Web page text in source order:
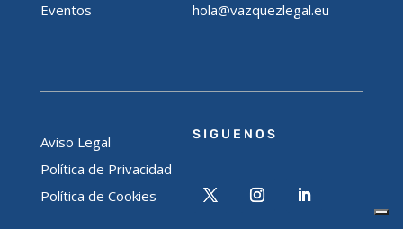
Eventos
hola@vazquezlegal.eu
Aviso Legal
Política de Privacidad
Política de Cookies
SIGUENOS